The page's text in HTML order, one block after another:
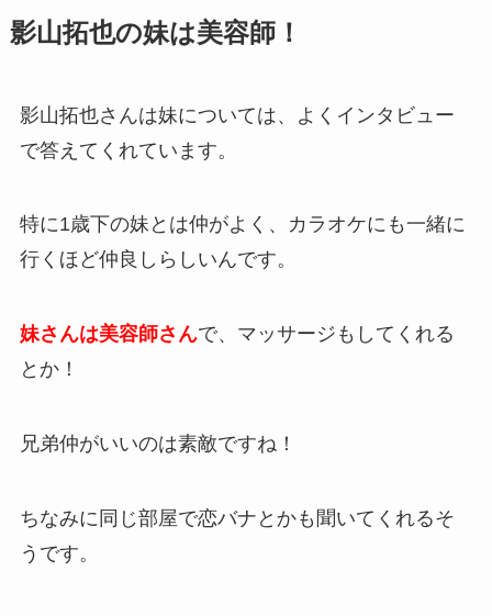
影山拓也の妹は美容師！
影山拓也さんは妹については、よくインタビュー
で答えてくれています。
特に1歳下の妹とは仲がよく、カラオケにも一緒に
行くほど仲良しらしいんです。
妹さんは美容師さんで、マッサージもしてくれる
とか！
兄弟仲がいいのは素敵ですね！
ちなみに同じ部屋で恋バナとかも聞いてくれるそ
うです。